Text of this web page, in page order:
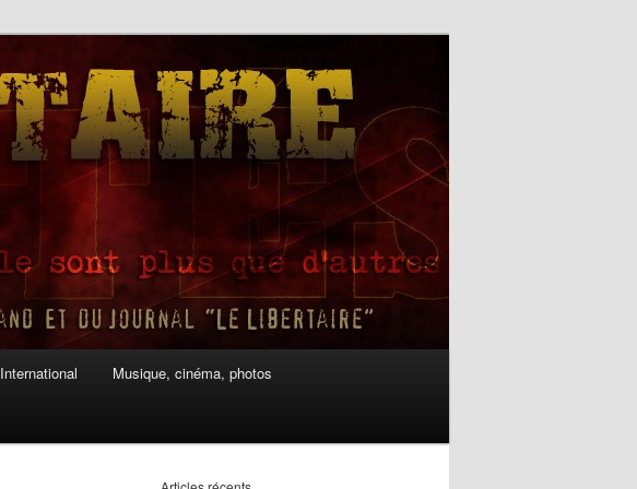
International Musique, cinéma, photos